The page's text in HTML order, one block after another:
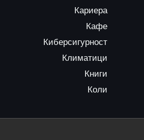
Кариера
Кафе
Киберсигурност
Климатици
Книги
Коли